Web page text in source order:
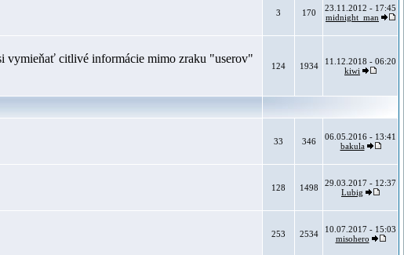
3 170
23.11.2012 - 17:45
midnight_man
vymieňať citlivé informácie mimo zraku "userov"
124 1934
11.12.2018 - 06:20
kiwi
33 346
06.05.2016 - 13:41
bakula
128 1498
29.03.2017 - 12:37
Lubig
253 2534
10.07.2017 - 15:03
misohero